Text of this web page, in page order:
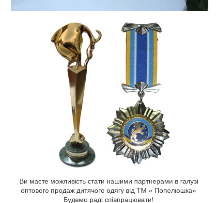
Ви маєте можливість стати нашими партнерами в галузі
оптового продаж дитячого одягу від ТМ « Попелюшка»
Будемо раді співпрацювати!